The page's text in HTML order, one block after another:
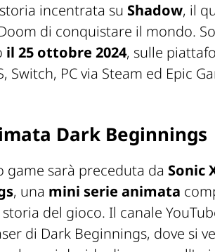
incentrata su Shadow, il
di conquistare il mondo.
il 25 ottobre 2024, sulle
Switch, PC via Steam ed Epic
Dark Beginnings
game sarà preceduta da Sonic
, una mini serie animata
del gioco. Il canale
di Dark Beginnings, dove si